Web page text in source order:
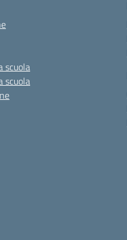
scuola
scuola